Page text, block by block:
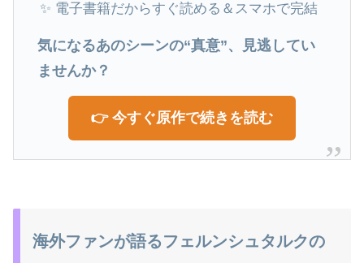
✨ 電子書籍だからすぐ読める＆スマホで完結
気になるあのシーンの“真意”、見逃してい
ませんか？
👉 今すぐ原作で続きを読む
海外ファンが語るフェルンシュタルクの